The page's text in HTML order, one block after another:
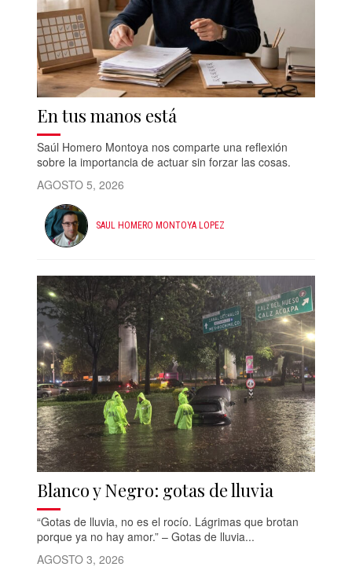
En tus manos está
Saúl Homero Montoya nos comparte una reflexión
sobre la importancia de actuar sin forzar las cosas.
AGOSTO 5, 2026
SAUL HOMERO MONTOYA LOPEZ
Blanco y Negro: gotas de lluvia
“Gotas de lluvia, no es el rocío. Lágrimas que brotan
porque ya no hay amor.” – Gotas de lluvia...
AGOSTO 3, 2026